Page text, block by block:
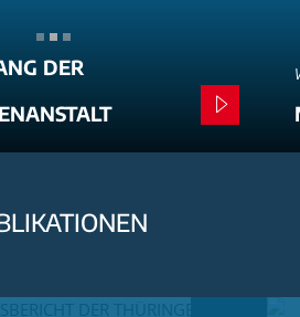
DER